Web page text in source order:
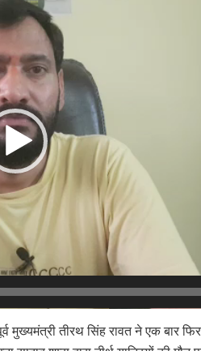
मुख्यमंत्री तीरथ सिंह रावत ने एक बार